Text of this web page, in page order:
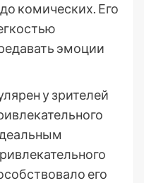
комических. Его
эмоции
у зрителей
его